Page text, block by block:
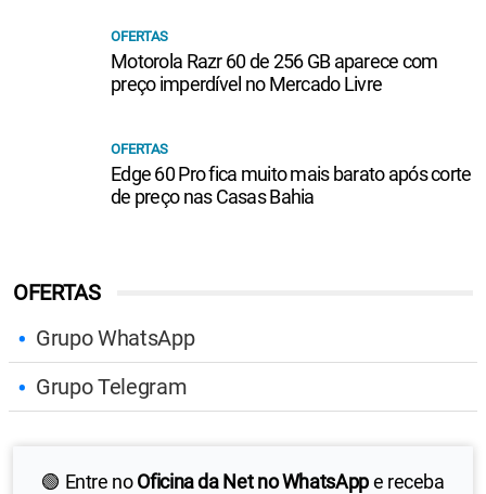
OFERTAS
Grupo WhatsApp
Grupo Telegram
🟢 Entre noOficina da Net no WhatsAppe receba
OFERTAS
Motorola Razr 60 de 256 GB aparece com
preço imperdível no Mercado Livre
OFERTAS
Edge 60 Pro fica muito mais barato após corte
de preço nas Casas Bahia